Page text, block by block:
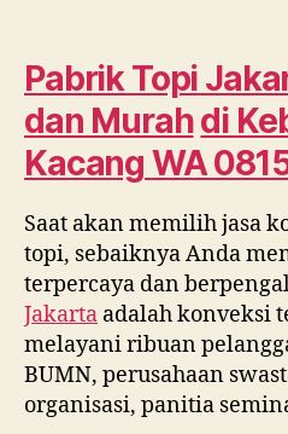
Pabrik Topi
dan Murahdi
Kacang WA
Saat akan memilih jasa
topi, sebaiknya Anda
terpercaya dan
Jakarta adalah konveksi
melayani ribuan
BUMN, perusahaan
organisasi, panitia